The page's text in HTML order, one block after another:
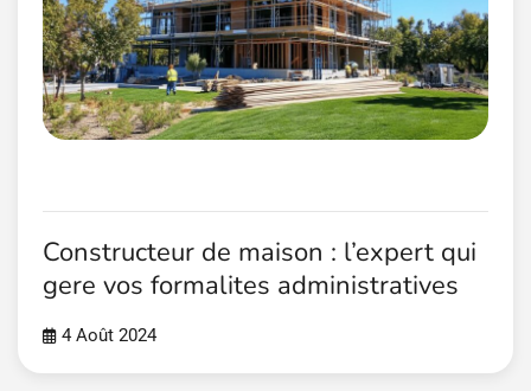
Constructeur de maison : l’expert qui
gere vos formalites administratives
4 Août 2024